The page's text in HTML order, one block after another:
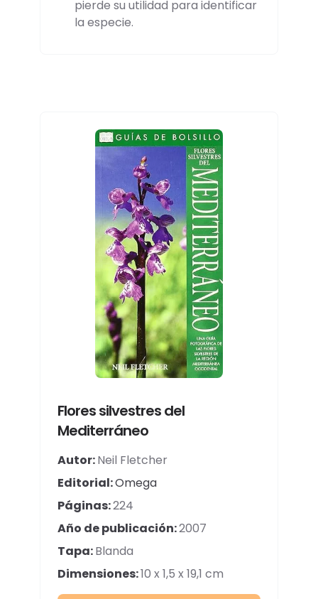
pierde su utilidad para identificar
la especie.
Flores silvestres del
Mediterráneo
Autor:Neil Fletcher
Editorial:Omega
Páginas:224
Año de publicación:2007
Tapa:Blanda
Dimensiones:10 x 1,5 x 19,1 cm